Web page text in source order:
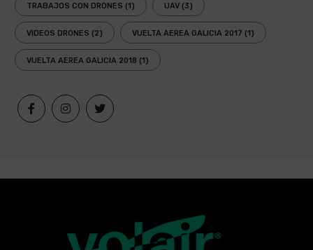
TRABAJOS CON DRONES (1) UAV (3)
VIDEOS DRONES (2) VUELTA AEREA GALICIA 2017 (1)
VUELTA AEREA GALICIA 2018 (1)